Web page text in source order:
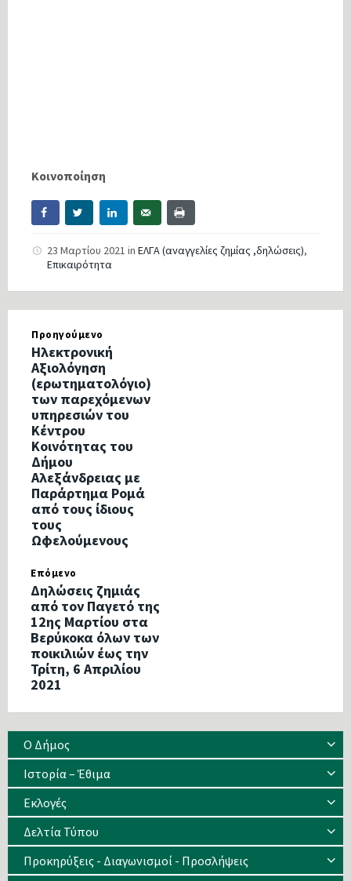
Κοινοποίηση
23 Μαρτίου 2021 in ΕΛΓΑ (αναγγελίες ζημίας ,δηλώσεις),
Επικαιρότητα
Προηγούμενο
Ηλεκτρονική
Αξιολόγηση
(ερωτηματολόγιο)
των παρεχόμενων
υπηρεσιών του
Κέντρου
Κοινότητας του
Δήμου
Αλεξάνδρειας με
Παράρτημα Ρομά
από τους ίδιους
τους
Ωφελούμενους
Επόμενο
Δηλώσεις ζημιάς
από τον Παγετό της
12ης Μαρτίου στα
Βερύκοκα όλων των
ποικιλιών έως την
Τρίτη, 6 Απριλίου
2021
Ο Δήμος
Ιστορία – Έθιμα
Eκλογές
Δελτία Τύπου
Προκηρύξεις - Διαγωνισμοί - Προσλήψεις